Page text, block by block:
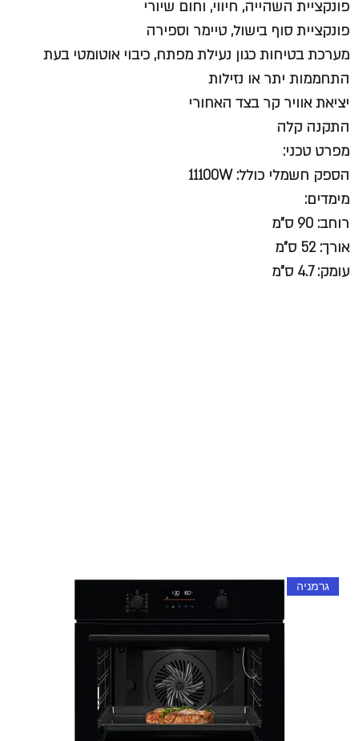
פונקציית השהייה, חיווי, וחום שיורי
פונקציית סוף בישול, טיימר וספירה
מערכת בטיחות כגון נעילת מפתח, כיבוי אוטומטי בעת
התחממות יתר או נזילות
יציאת אוויר קר בצד האחורי
התקנה קלה
מפרט טכני:
הספק חשמלי כולל: 11100W
מימדים:
רוחב: 90 ס"מ
אורך: 52 ס"מ
עומק: 4.7 ס"מ
גרמניה